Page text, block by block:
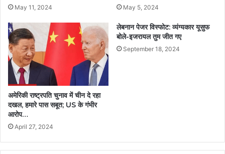
May 11, 2024 May 5, 2024
अमेरिकी राष्ट्रपति चुनाव में चीन दे रहा
दखल, हमारे पास सबूत; US के गंभीर
आरोप…
April 27, 2024
लेबनान पेजर विस्फोट: व्यंग्यकार यूसुफ
बोले-इजरायल तुम जीत गए
September 18, 2024